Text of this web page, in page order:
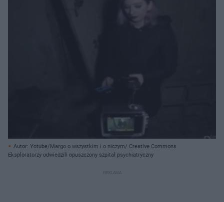
Autor: Yotube/Margo o wszystkim i o niczym/ Creative Commons
Eksploratorzy odwiedzili opuszczony szpital psychiatryczny